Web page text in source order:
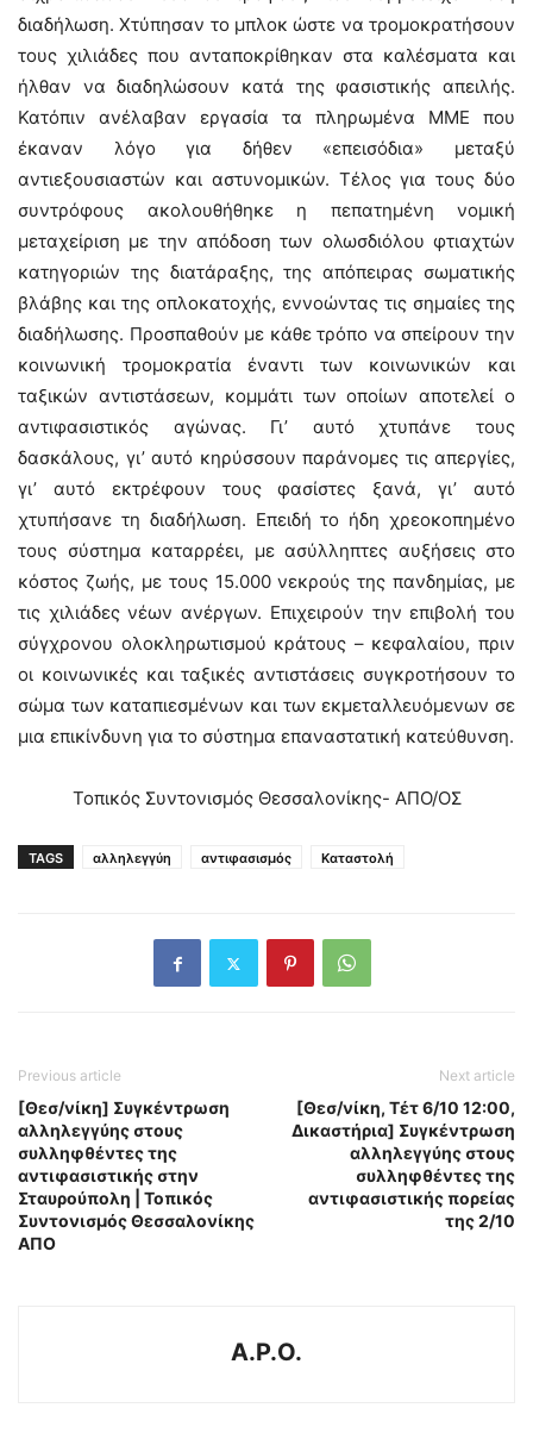
διαδήλωση. Χτύπησαν το μπλοκ ώστε να τρομοκρατήσουν
τους χιλιάδες που ανταποκρίθηκαν στα καλέσματα και
ήλθαν να διαδηλώσουν κατά της φασιστικής απειλής.
Κατόπιν ανέλαβαν εργασία τα πληρωμένα ΜΜΕ που
έκαναν λόγο για δήθεν «επεισόδια» μεταξύ
αντιεξουσιαστών και αστυνομικών. Τέλος για τους δύο
συντρόφους ακολουθήθηκε η πεπατημένη νομική
μεταχείριση με την απόδοση των ολωσδιόλου φτιαχτών
κατηγοριών της διατάραξης, της απόπειρας σωματικής
βλάβης και της οπλοκατοχής, εννοώντας τις σημαίες της
διαδήλωσης. Προσπαθούν με κάθε τρόπο να σπείρουν την
κοινωνική τρομοκρατία έναντι των κοινωνικών και
ταξικών αντιστάσεων, κομμάτι των οποίων αποτελεί ο
αντιφασιστικός αγώνας. Γι’ αυτό χτυπάνε τους
δασκάλους, γι’ αυτό κηρύσσουν παράνομες τις απεργίες,
γι’ αυτό εκτρέφουν τους φασίστες ξανά, γι’ αυτό
χτυπήσανε τη διαδήλωση. Επειδή το ήδη χρεοκοπημένο
τους σύστημα καταρρέει, με ασύλληπτες αυξήσεις στο
κόστος ζωής, με τους 15.000 νεκρούς της πανδημίας, με
τις χιλιάδες νέων ανέργων. Επιχειρούν την επιβολή του
σύγχρονου ολοκληρωτισμού κράτους – κεφαλαίου, πριν
οι κοινωνικές και ταξικές αντιστάσεις συγκροτήσουν το
σώμα των καταπιεσμένων και των εκμεταλλευόμενων σε
μια επικίνδυνη για το σύστημα επαναστατική κατεύθυνση.
Τοπικός Συντονισμός Θεσσαλονίκης- ΑΠΟ/ΟΣ
TAGS αλληλεγγύη αντιφασισμός Καταστολή
Previous article
[Θεσ/νίκη] Συγκέντρωση
αλληλεγγύης στους
συλληφθέντες της
αντιφασιστικής στην
Σταυρούπολη | Τοπικός
Συντονισμός Θεσσαλονίκης
ΑΠΟ
Next article
[Θεσ/νίκη, Τέτ 6/10 12:00,
Δικαστήρια] Συγκέντρωση
αλληλεγγύης στους
συλληφθέντες της
αντιφασιστικής πορείας
της 2/10
A.P.O.